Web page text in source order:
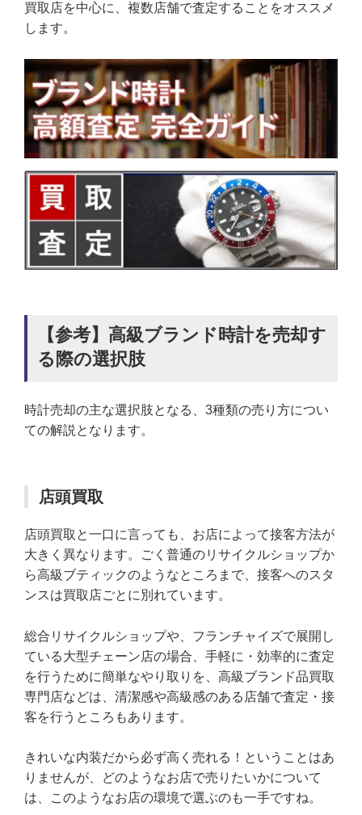
買取店を中心に、複数店舗で査定することをオススメ
します。
【参考】高級ブランド時計を売却す
る際の選択肢
時計売却の主な選択肢となる、3種類の売り方につい
ての解説となります。
店頭買取
店頭買取と一口に言っても、お店によって接客方法が
大きく異なります。ごく普通のリサイクルショップか
ら高級ブティックのようなところまで、接客へのスタ
ンスは買取店ごとに別れています。
総合リサイクルショップや、フランチャイズで展開し
ている大型チェーン店の場合、手軽に・効率的に査定
を行うために簡単なやり取りを、高級ブランド品買取
専門店などは、清潔感や高級感のある店舗で査定・接
客を行うところもあります。
きれいな内装だから必ず高く売れる！ということはあ
りませんが、どのようなお店で売りたいかについて
は、このようなお店の環境で選ぶのも一手ですね。